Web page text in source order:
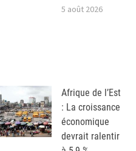
5 août 2026
Afrique de l’Est
: La croissance
économique
devrait ralentir